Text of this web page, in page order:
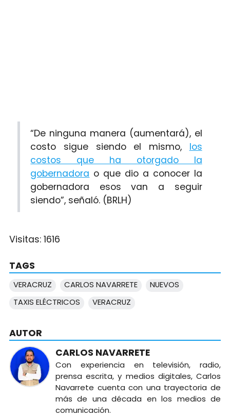
“De ninguna manera (aumentará), el
costo sigue siendo el mismo, los
costos que ha otorgado la
gobernadora o que dio a conocer la
gobernadora esos van a seguir
siendo”, señaló. (BRLH)
Visitas: 1616
TAGS
VERACRUZ CARLOS NAVARRETE
NUEVOS
TAXIS ELÉCTRICOS
VERACRUZ
AUTOR
CARLOS NAVARRETE
Con experiencia en televisión, radio,
prensa escrita, y medios digitales, Carlos
Navarrete cuenta con una trayectoria de
más de una década en los medios de
comunicación.